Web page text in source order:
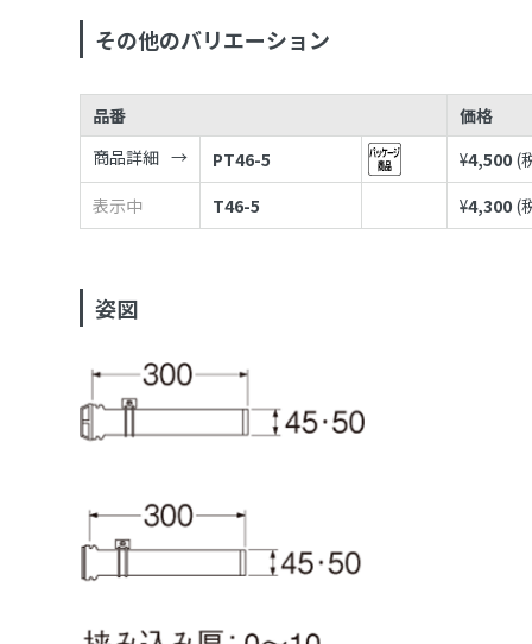
その他のバリエーション
品番
価格
商品詳細
PT46-5 ¥4,500 (
表示中
T46-5 ¥4,300 (
姿図